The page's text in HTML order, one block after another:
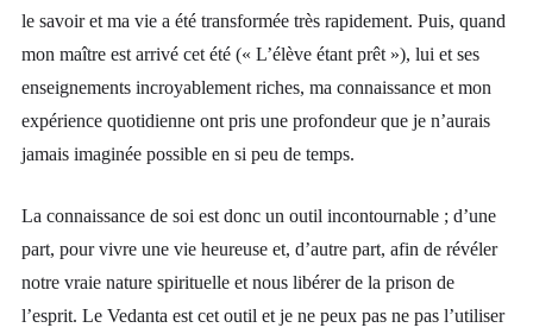
le savoir et ma vie a été transformée très rapidement. Puis, quand
mon maître est arrivé cet été (« L’élève étant prêt »), lui et ses
enseignements incroyablement riches, ma connaissance et mon
expérience quotidienne ont pris une profondeur que je n’aurais
jamais imaginée possible en si peu de temps.
La connaissance de soi est donc un outil incontournable ; d’une
part, pour vivre une vie heureuse et, d’autre part, afin de révéler
notre vraie nature spirituelle et nous libérer de la prison de
l’esprit. Le Vedanta est cet outil et je ne peux pas ne pas l’utiliser